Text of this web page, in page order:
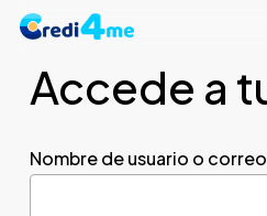
Skip
mainAccede a
Nombre de usuario o